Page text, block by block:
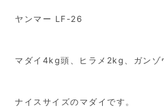
ヤンマー LF-26
マダイ4kg頭、ヒラメ2kg、ガンゾ
ナイスサイズのマダイです。